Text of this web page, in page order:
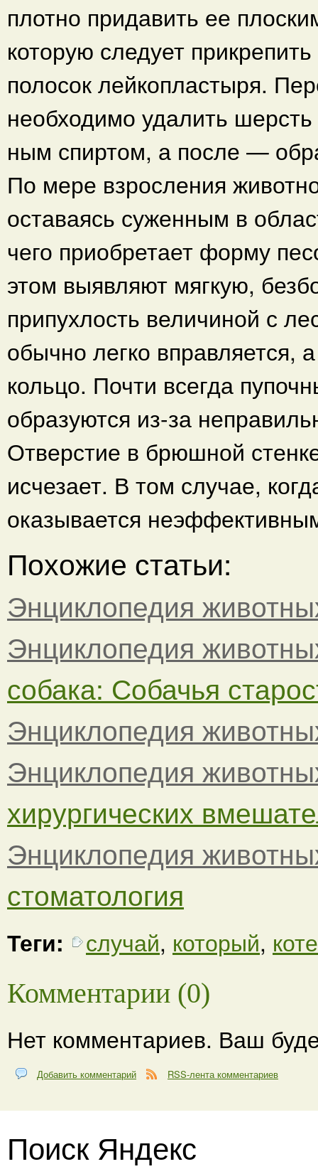
плотно придавить ее
которую следует
полосок лейкопластыря.
необходимо удалить
ным спиртом, а после —
По мере взросления
оставаясь суженным в
чего приобретает форму
этом выявляют мягкую,
припухлость величиной с
обычно легко вправляется,
кольцо. Почти всегда
образуются из-за
Отверстие в брюшной
исчезает. В том случае,
оказывается
Похожие статьи:
Энциклопедия
Энциклопедия
собака: Собачья
Энциклопедия
Энциклопедия
хирургических
Энциклопедия
стоматология
Теги: случай, который,
Комментарии (0)
Нет комментариев. Ваш
Добавить комментарий RSS-лента комментариев
Поиск Яндекс